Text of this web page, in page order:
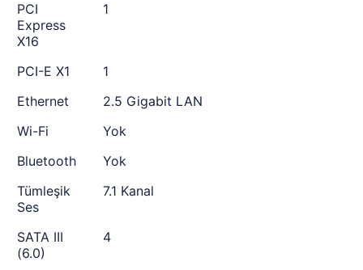
PCI
Express
X16
1
PCI-E X1
1
Ethernet
2.5 Gigabit LAN
Wi-Fi
Yok
Bluetooth
Yok
Tümleşik
Ses
7.1 Kanal
SATA III
(6.0)
4